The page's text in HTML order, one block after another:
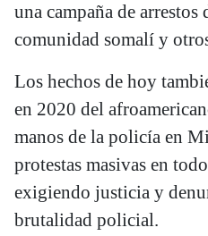
una campaña de
comunidad somalí y
Los hechos de hoy
en 2020 del
manos de la policía en
protestas masivas en
exigiendo justicia y
brutalidad policial.